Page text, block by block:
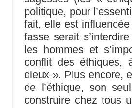
politique, pour
fait, elle est
fasse serait
les hommes et
conflit des éthiques,
dieux ». Plus encore,
de l’éthique, son
construire chez tous